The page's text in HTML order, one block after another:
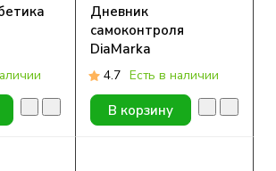
Дневник
самоконтроля
DiaMarka
артериального
давления и приема
лекарств, 92 стр.
4.7 Есть в наличии
В корзину